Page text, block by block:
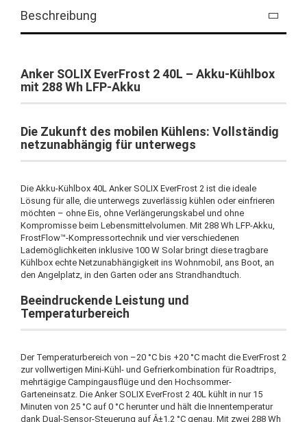
Beschreibung
Anker SOLIX EverFrost 2 40L – Akku-Kühlbox
mit 288 Wh LFP-Akku
Die Zukunft des mobilen Kühlens: Vollständig
netzunabhängig für unterwegs
Die Akku-Kühlbox 40L Anker SOLIX EverFrost 2 ist die ideale
Lösung für alle, die unterwegs zuverlässig kühlen oder einfrieren
möchten – ohne Eis, ohne Verlängerungskabel und ohne
Kompromisse beim Lebensmittelvolumen. Mit 288 Wh LFP-Akku,
FrostFlow™-Kompressortechnik und vier verschiedenen
Lademöglichkeiten inklusive 100 W Solar bringt diese tragbare
Kühlbox echte Netzunabhängigkeit ins Wohnmobil, ans Boot, an
den Angelplatz, in den Garten oder ans Strandhandtuch.
Beeindruckende Leistung und
Temperaturbereich
Der Temperaturbereich von –20 °C bis +20 °C macht die EverFrost 2
zur vollwertigen Mini-Kühl- und Gefrierkombination für Roadtrips,
mehrtägige Campingausflüge und den Hochsommer-
Garteneinsatz. Die Anker SOLIX EverFrost 2 40L kühlt in nur 15
Minuten von 25 °C auf 0 °C herunter und hält die Innentemperatur
dank Dual-Sensor-Steuerung auf Â±1,2 °C genau. Mit zwei 288 Wh